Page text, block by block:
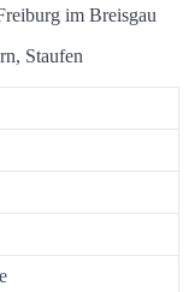
im Breisgau
Staufen